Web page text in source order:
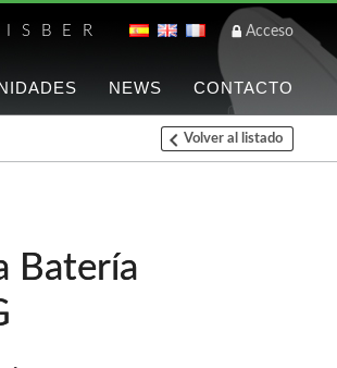
Acceso
NEWS CONTACTO
Listado de
Volver al listado
Batería